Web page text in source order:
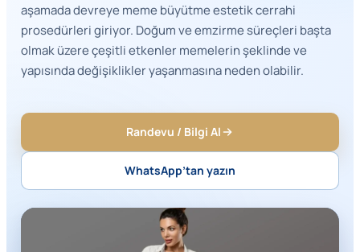
aşamada devreye meme büyütme estetik cerrahi
prosedürleri giriyor. Doğum ve emzirme süreçleri başta
olmak üzere çeşitli etkenler memelerin şeklinde ve
yapısında değişiklikler yaşanmasına neden olabilir.
Randevu / Bilgi Al
WhatsApp’tan yazın